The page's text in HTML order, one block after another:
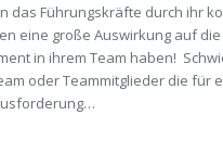
das Führungskräfte durch ihr
eine große Auswirkung auf
in ihrem Team haben!
oder Teammitglieder die für